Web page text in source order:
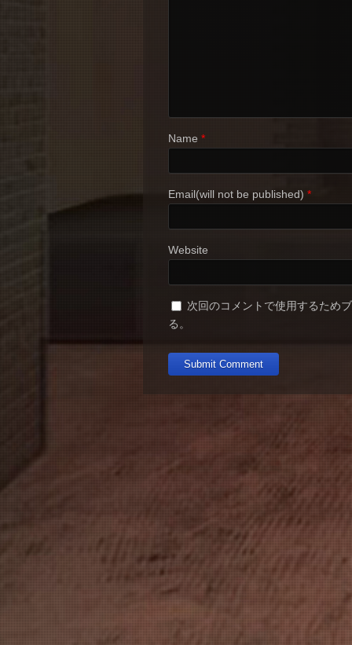
Name *
Email(will not be published) *
Website
次回のコメントで使用するため
る。